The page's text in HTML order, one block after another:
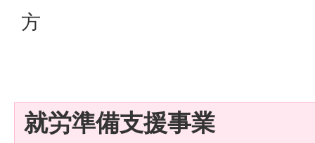
方
就労準備支援事業